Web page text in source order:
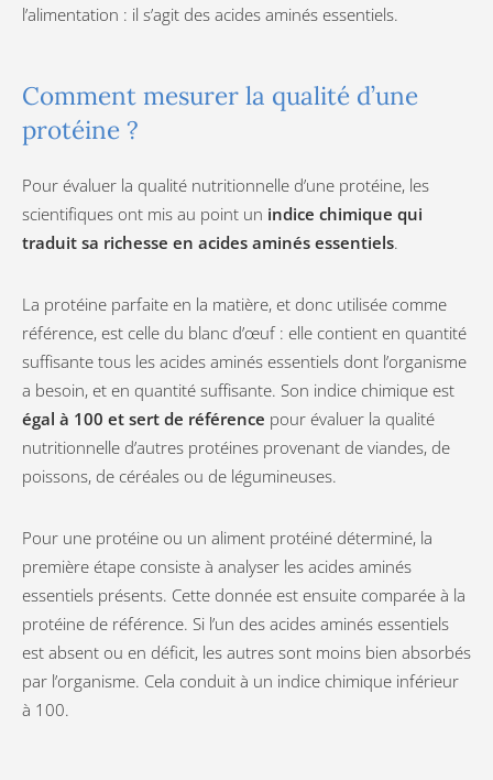
l’alimentation : il s’agit des acides aminés essentiels.
Comment mesurer la qualité d’une
protéine ?
Pour évaluer la qualité nutritionnelle d’une protéine, les
scientifiques ont mis au point un indice chimique qui
traduit sa richesse en acides aminés essentiels.
La protéine parfaite en la matière, et donc utilisée comme
référence, est celle du blanc d’œuf : elle contient en quantité
suffisante tous les acides aminés essentiels dont l’organisme
a besoin, et en quantité suffisante. Son indice chimique est
égal à 100 et sert de référence pour évaluer la qualité
nutritionnelle d’autres protéines provenant de viandes, de
poissons, de céréales ou de légumineuses.
Pour une protéine ou un aliment protéiné déterminé, la
première étape consiste à analyser les acides aminés
essentiels présents. Cette donnée est ensuite comparée à la
protéine de référence. Si l’un des acides aminés essentiels
est absent ou en déficit, les autres sont moins bien absorbés
par l’organisme. Cela conduit à un indice chimique inférieur
à 100.